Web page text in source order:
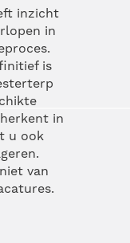
inzicht
in
is
in
u ook
van